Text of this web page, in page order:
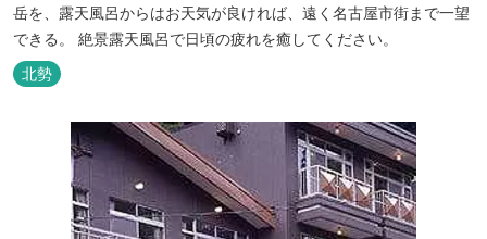
岳を、露天風呂からはお天気が良ければ、遠く名古屋市街まで一望
できる。 絶景露天風呂で日頃の疲れを癒してください。
北勢